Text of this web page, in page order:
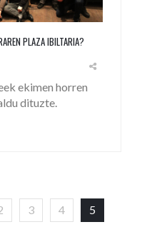
PLAZA IBILTARIA?
ekimen horren
dituzte.
3 4 5